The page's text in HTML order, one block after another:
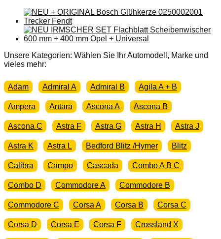
Unsere Kategorien: Wählen Sie Ihr Automodell, Marke und
vieles mehr:
Adam Admiral A Admiral B Agila A + B
Ampera Antara Ascona A Ascona B
Ascona C Astra F Astra G Astra H Astra J
Astra K Astra L Bedford Blitz /Hymer Blitz
Calibra Campo Cascada Combo A B C
Combo D Commodore A Commodore B
Commodore C Corsa A Corsa B Corsa C
Corsa D Corsa E Corsa F Crossland X